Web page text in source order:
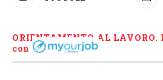
ORIENTAMENTO AL LAVORO. I
con